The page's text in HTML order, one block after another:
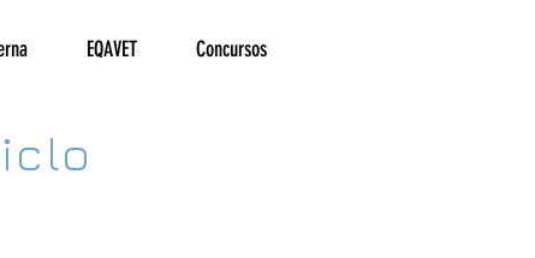
EQAVET Concursos